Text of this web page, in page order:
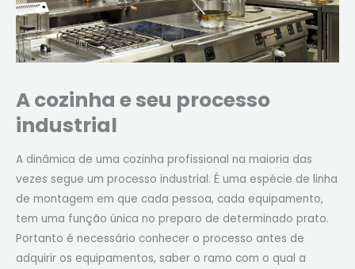
A cozinha e seu processo
industrial
A dinâmica de uma cozinha profissional na maioria das
vezes segue um processo industrial. É uma espécie de linha
de montagem em que cada pessoa, cada equipamento,
tem uma função única no preparo de determinado prato.
Portanto é necessário conhecer o processo antes de
adquirir os equipamentos, saber o ramo com o qual a